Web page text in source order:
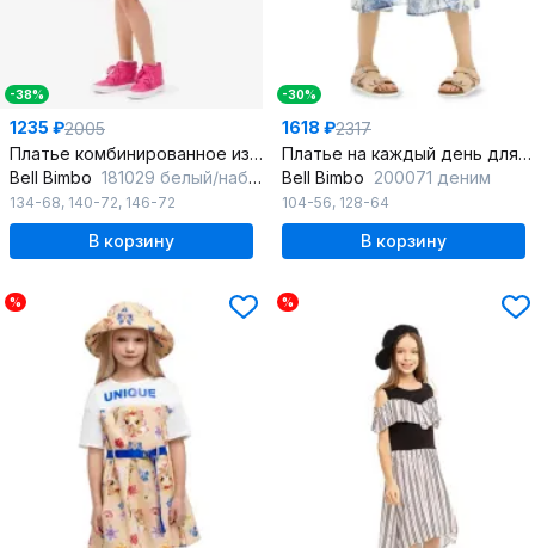
-38%
1235 ₽2005
Платье комбинированное из вискозы и кулирки с фотопечатью
Bell Bimbo 181029 белый/набивка
134-68, 140-72, 146-72
В корзину
-30%
1618 ₽2317
Платье на каждый день для девочки из хлопка с оборками
Bell Bimbo 200071 деним
104-56, 128-64
В корзину
% %